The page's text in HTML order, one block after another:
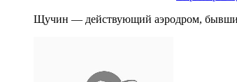
Щучин — действующий аэродром,